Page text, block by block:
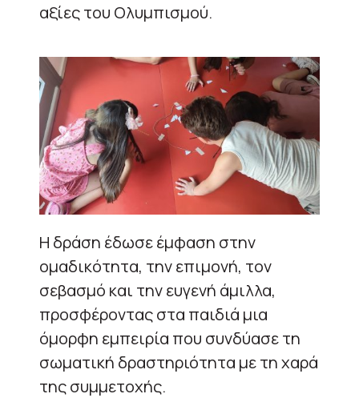
αξίες του Ολυμπισμού.
Η δράση έδωσε έμφαση στην
ομαδικότητα, την επιμονή, τον
σεβασμό και την ευγενή άμιλλα,
προσφέροντας στα παιδιά μια
όμορφη εμπειρία που συνδύασε τη
σωματική δραστηριότητα με τη χαρά
της συμμετοχής.